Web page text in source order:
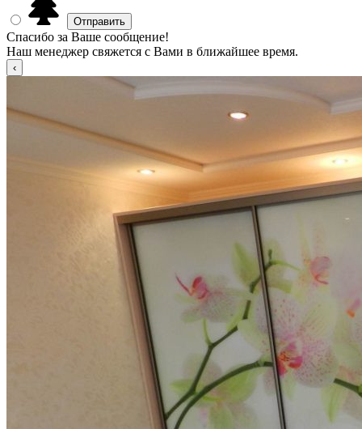
Спасибо за Ваше сообщение!
Наш менеджер свяжется с Вами в ближайшее время.